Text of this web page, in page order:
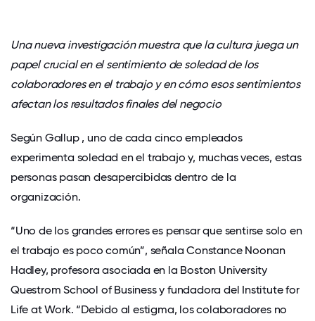
Una nueva investigación muestra que la cultura juega un
papel crucial en el sentimiento de soledad de los
colaboradores en el trabajo y en cómo esos sentimientos
afectan los resultados finales del negocio
Según Gallup, uno de cada cinco empleados
experimenta soledad en el trabajo y, muchas veces, estas
personas pasan desapercibidas dentro de la
organización.
“Uno de los grandes errores es pensar que sentirse solo en
el trabajo es poco común”, señala Constance Noonan
Hadley, profesora asociada en la Boston University
Questrom School of Business y fundadora del Institute for
Life at Work. “Debido al estigma, los colaboradores no